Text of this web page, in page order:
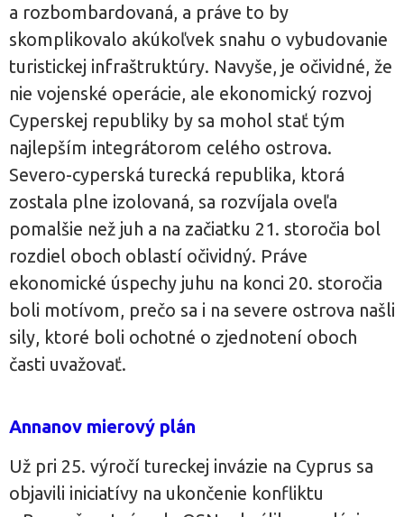
a rozbombardovaná, a práve to by
skomplikovalo akúkoľvek snahu o vybudovanie
turistickej infraštruktúry. Navyše, je očividné, že
nie vojenské operácie, ale ekonomický rozvoj
Cyperskej republiky by sa mohol stať tým
najlepším integrátorom celého ostrova.
Severo-cyperská turecká republika, ktorá
zostala plne izolovaná, sa rozvíjala oveľa
pomalšie než juh a na začiatku 21. storočia bol
rozdiel oboch oblastí očividný. Práve
ekonomické úspechy juhu na konci 20. storočia
boli motívom, prečo sa i na severe ostrova našli
sily, ktoré boli ochotné o zjednotení oboch
časti uvažovať.
Annanov mierový plán
Už pri 25. výročí tureckej invázie na Cyprus sa
objavili iniciatívy na ukončenie konfliktu